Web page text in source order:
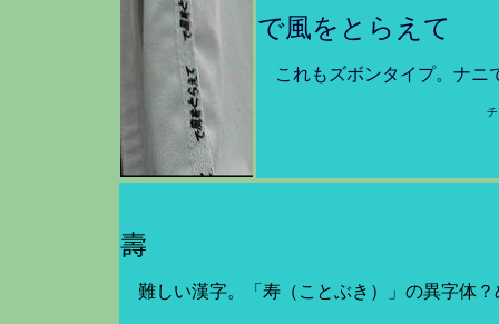
で風をとらえて
これもズボンタイプ。ナニ
壽
難しい漢字。「寿（ことぶき）」の異字体